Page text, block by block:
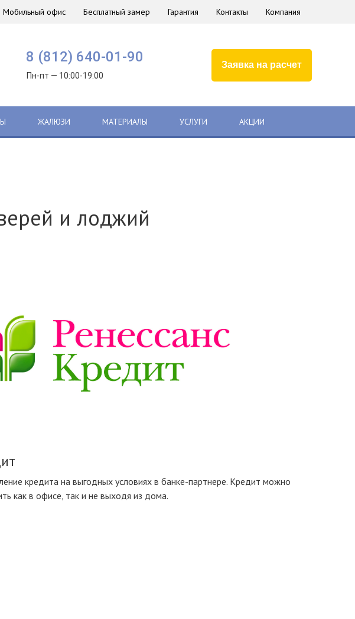
Мобильный офис Бесплатный замер Гарантия Контакты Компания
Заявка на расчет
8 (812) 640-01-90
Пн-пт — 10:00-19:00
ЖАЛЮЗИ МАТЕРИАЛЫ УСЛУГИ АКЦИИ
и лоджий
кредита на выгодных условиях в банке-партнере. Кредит можно
как в офисе, так и не выходя из дома.